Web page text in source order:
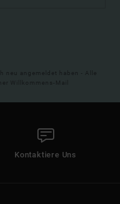
neu angemeldet haben - Alle
Willkommens-Mail
Kontaktiere Uns